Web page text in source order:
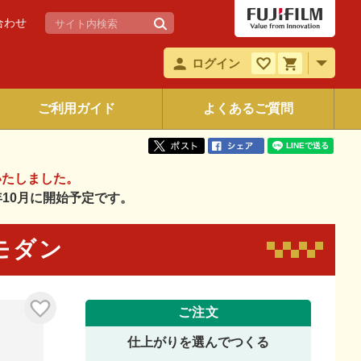
わせ
ログイン
ご利用ガイド よくあるご質問
しました。
月に開始予定です。
ダン
ご注文
仕上がりを選んでつくる